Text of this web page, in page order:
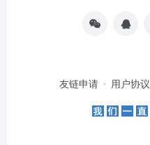
友链申请 用户协议